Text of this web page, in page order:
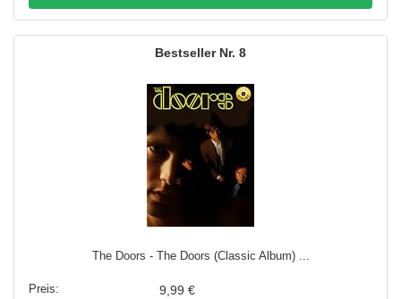
8
The Doors - The Doors (Classic Album) ...
9,99 €